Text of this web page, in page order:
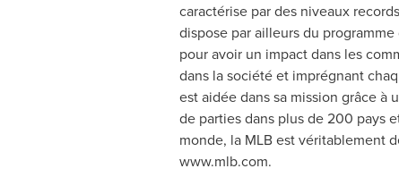
caractérise par des niveaux
dispose par ailleurs du
pour avoir un impact dans les
dans la société et imprégnant
est aidée dans sa mission grâce à
de parties dans plus de 200 pays
monde, la MLB est véritablement
www.mlb.com.